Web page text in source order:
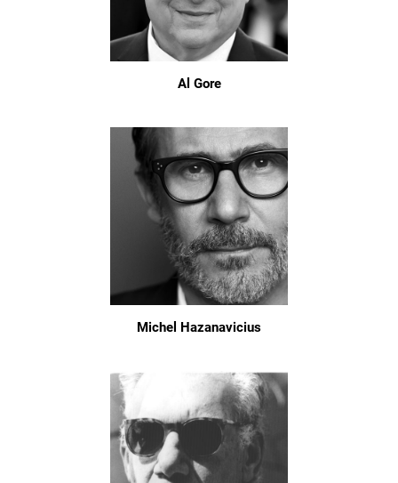
Al Gore
Michel Hazanavicius